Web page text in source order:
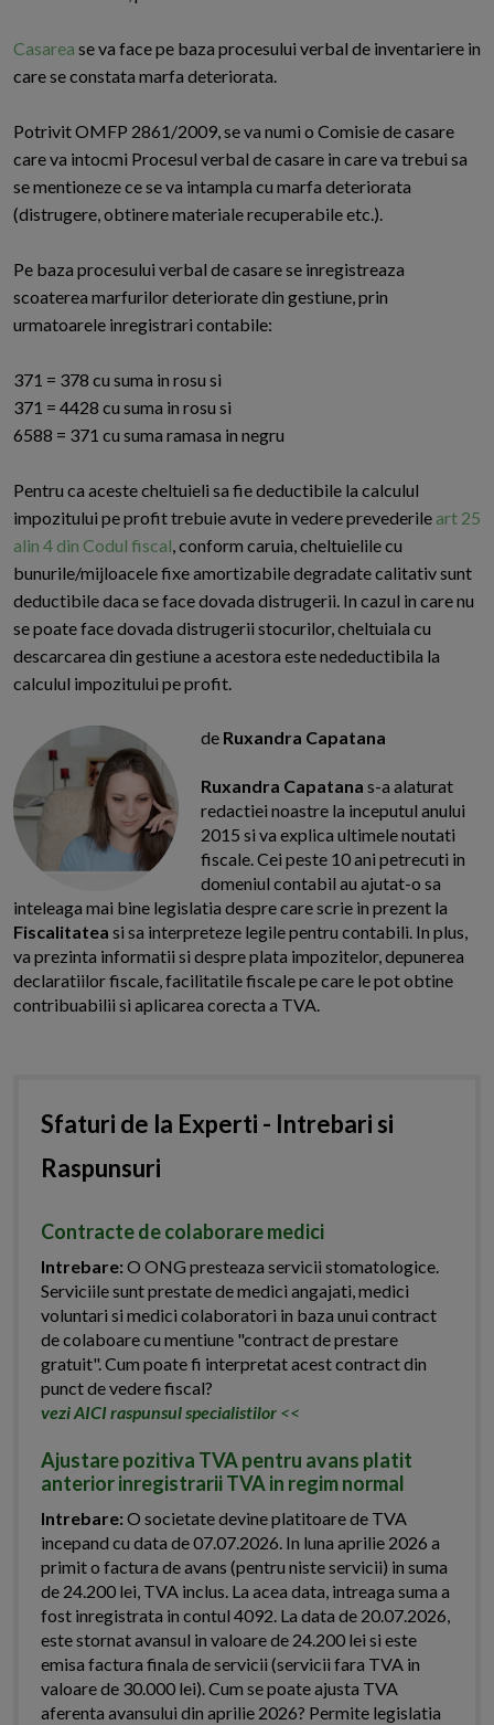
Casarea se va face pe baza procesului verbal de inventariere in
care se constata marfa deteriorata.
Potrivit OMFP 2861/2009, se va numi o Comisie de casare
care va intocmi Procesul verbal de casare in care va trebui sa
se mentioneze ce se va intampla cu marfa deteriorata
(distrugere, obtinere materiale recuperabile etc.).
Pe baza procesului verbal de casare se inregistreaza
scoaterea marfurilor deteriorate din gestiune, prin
urmatoarele inregistrari contabile:
371 = 378 cu suma in rosu si
371 = 4428 cu suma in rosu si
6588 = 371 cu suma ramasa in negru
Pentru ca aceste cheltuieli sa fie deductibile la calculul
impozitului pe profit trebuie avute in vedere prevederile art 25
alin 4 din Codul fiscal, conform caruia, cheltuielile cu
bunurile/mijloacele fixe amortizabile degradate calitativ sunt
deductibile daca se face dovada distrugerii. In cazul in care nu
se poate face dovada distrugerii stocurilor, cheltuiala cu
descarcarea din gestiune a acestora este nedeductibila la
calculul impozitului pe profit.
de Ruxandra Capatana
Ruxandra Capatana s-a alaturat
redactiei noastre la inceputul anului
2015 si va explica ultimele noutati
fiscale. Cei peste 10 ani petrecuti in
domeniul contabil au ajutat-o sa
inteleaga mai bine legislatia despre care scrie in prezent la
Fiscalitatea si sa interpreteze legile pentru contabili. In plus,
va prezinta informatii si despre plata impozitelor, depunerea
declaratiilor fiscale, facilitatile fiscale pe care le pot obtine
contribuabilii si aplicarea corecta a TVA.
Sfaturi de la Experti - Intrebari si
Raspunsuri
Contracte de colaborare medici
Intrebare:O ONG presteaza servicii stomatologice.
Serviciile sunt prestate de medici angajati, medici
voluntari si medici colaboratori in baza unui contract
de colaboare cu mentiune "contract de prestare
gratuit". Cum poate fi interpretat acest contract din
punct de vedere fiscal?
vezi AICI raspunsul specialistilor <<
Ajustare pozitiva TVA pentru avans platit
anterior inregistrarii TVA in regim normal
Intrebare:O societate devine platitoare de TVA
incepand cu data de 07.07.2026. In luna aprilie 2026 a
primit o factura de avans (pentru niste servicii) in suma
de 24.200 lei, TVA inclus. La acea data, intreaga suma a
fost inregistrata in contul 4092. La data de 20.07.2026,
este stornat avansul in valoare de 24.200 lei si este
emisa factura finala de servicii (servicii fara TVA in
valoare de 30.000 lei). Cum se poate ajusta TVA
aferenta avansului din aprilie 2026? Permite legislatia